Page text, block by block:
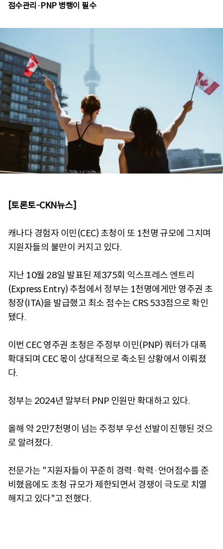
점수관리·PNP 병행이 필수
[토론토-CKN뉴스]
캐나다 경험자 이민(CEC) 초청이 또 1천명 규모에 그치며
지원자들의 불만이 커지고 있다.
지난 10월 28일 발표된 제375회 익스프레스 엔트리
(Express Entry) 추첨에서 정부는 1천명에게만 영주권 초
청장(ITA)을 발급했고 최소 점수는 CRS 533점으로 확인
됐다.
이번 CEC 영주권 초청은 주정부 이민(PNP) 쿼터가 대폭
확대되며 CEC 몫이 상대적으로 축소된 상황에서 이뤄졌
다.
정부는 2024년 말부터 PNP 인원만 확대하고 있다.
올해 약 2만7천명이 넘는 주정부 우선 선발이 진행된 것으
로 알려졌다.
전문가는 "지원자들이 꾸준히 경력·학력·언어점수를 준
비했음에도 초청 규모가 제한되면서 경쟁이 극도로 치열
해지고 있다"고 전했다.